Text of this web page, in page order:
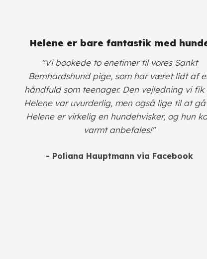
​Helene er bare fantastik med
​"Vi bookede to enetimer til vores Sankt
Bernhardshund pige, som har været lidt af
håndfuld som teenager. Den vejledning vi fik
Helene var uvurderlig, men også lige til at gå
Helene er virkelig en hundehvisker, og hun
varmt anbefales!"
- Poliana Hauptmann via Facebook